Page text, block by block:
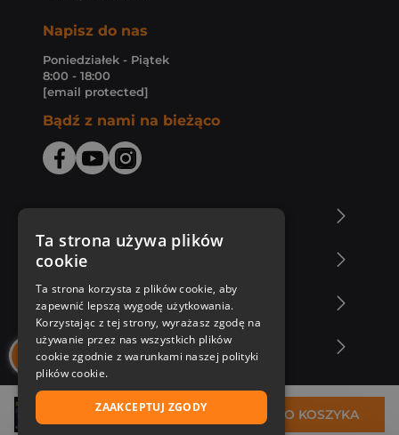
36,99 zł DO KOSZYKA
Napisz do nas
Poniedziałek - Piątek
8:00 - 18:00
[email protected]
Bądź z nami na bieżąco
Zakupy u nas
Nasza oferta
Nasi autorzy
Ta strona używa plików
cookie
Ta strona korzysta z plików cookie, aby
zapewnić lepszą wygodę użytkowania.
Korzystając z tej strony, wyrażasz zgodę na
używanie przez nas wszystkich plików
cookie zgodnie z warunkami naszej polityki
plików cookie.
ZAAKCEPTUJ ZGODY